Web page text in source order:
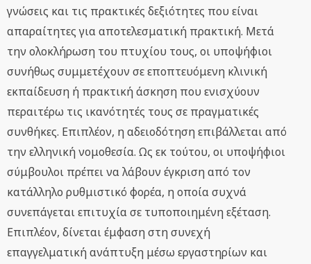
γνώσεις και τις πρακτικές δεξιότητες που είναι
απαραίτητες για αποτελεσματική πρακτική. Μετά
την ολοκλήρωση του πτυχίου τους, οι υποψήφιοι
συνήθως συμμετέχουν σε εποπτευόμενη κλινική
εκπαίδευση ή πρακτική άσκηση που ενισχύουν
περαιτέρω τις ικανότητές τους σε πραγματικές
συνθήκες. Επιπλέον, η αδειοδότηση επιβάλλεται από
την ελληνική νομοθεσία. Ως εκ τούτου, οι υποψήφιοι
σύμβουλοι πρέπει να λάβουν έγκριση από τον
κατάλληλο ρυθμιστικό φορέα, η οποία συχνά
συνεπάγεται επιτυχία σε τυποποιημένη εξέταση.
Επιπλέον, δίνεται έμφαση στη συνεχή
επαγγελματική ανάπτυξη μέσω εργαστηρίων και